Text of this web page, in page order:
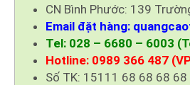
CN Bình Phước: 139
Email đặt hàng:
Tel: 028 – 6680 – 6003
Hotline: 0989 366 487
Số TK: 15111 68 68 68 68